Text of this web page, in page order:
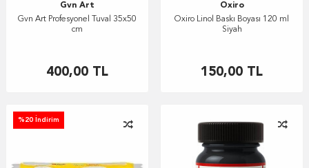
Gvn Art
Gvn Art Profesyonel Tuval 35x50
cm
400,00 TL
Oxiro
Oxiro Linol Baskı Boyası 120 ml
Siyah
150,00 TL
%20 İndirim